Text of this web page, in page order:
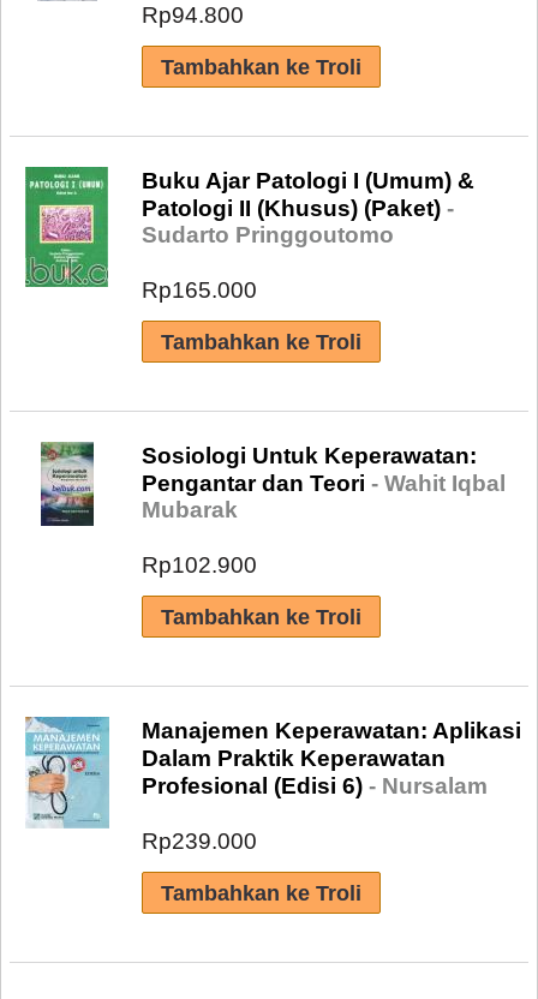
Rp94.800
Buku Ajar Patologi I (Umum) &
Patologi II (Khusus) (Paket) -
Sudarto Pringgoutomo
Rp165.000
Sosiologi Untuk Keperawatan:
Pengantar dan Teori - Wahit Iqbal
Mubarak
Rp102.900
Manajemen Keperawatan: Aplikasi
Dalam Praktik Keperawatan
Profesional (Edisi 6) - Nursalam
Rp239.000